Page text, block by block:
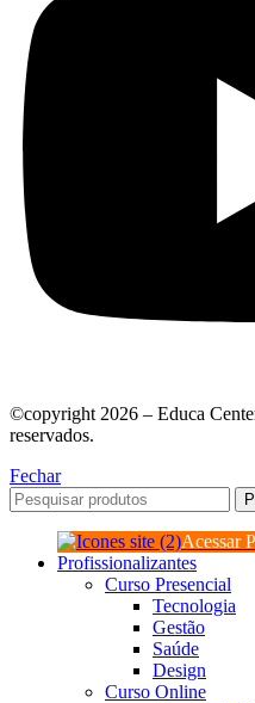
©copyright 2026 – Educa
reservados.
Fechar
Acessar
Profissionalizantes
Curso Presencial
Tecnologia
Gestão
Saúde
Design
Curso Online